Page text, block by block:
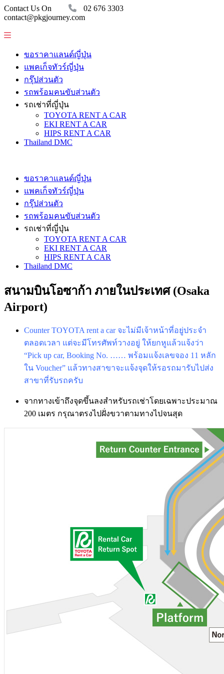
Contact Us On
02 676 3303
contact@pkgjourney.com
ขอราคาแลนด์ญี่ปุ่น
แพคเก็จทัวร์ญี่ปุ่น
กรุ๊ปส่วนตัว
รถพร้อมคนขับส่วนตัว
รถเช่าที่ญี่ปุ่น
TOYOTA RENT A CAR
EKI RENT A CAR
HIPS RENT A CAR
Thailand DMC
ขอราคาแลนด์ญี่ปุ่น
แพคเก็จทัวร์ญี่ปุ่น
กรุ๊ปส่วนตัว
รถพร้อมคนขับส่วนตัว
รถเช่าที่ญี่ปุ่น
TOYOTA RENT A CAR
EKI RENT A CAR
HIPS RENT A CAR
Thailand DMC
สนามบินโอซาก้า ภายในประเทศ (Osaka
Airport)
Counter TOYOTA rent a car จะไม่มีเจ้าหน้าที่อยู่ประจำ
ตลอดเวลา แต่จะมีโทรศัพท์วางอยู่ ให้ยกหูแล้วแจ้งว่า
“Pick up car, Booking No. …… พร้อมแจ้งเลขจอง 11 หลัก
ใน Voucher” แล้วทางสาขาจะแจ้งจุดให้รอรถมารับไปส่ง
สาขาที่รับรถครับ
จากทางเข้าถึงจุดขึ้นลงสำหรับรถเช่าโดยเฉพาะประมาณ
200 เมตร กรุณาตรงไปฝั่งขวาตามทางไปจนสุด